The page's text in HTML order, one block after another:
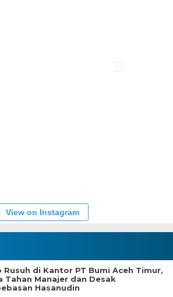
View on Instagram
Rusuh di Kantor PT Bumi Aceh Timur,
Tahan Manajer dan Desak
Hasanudin